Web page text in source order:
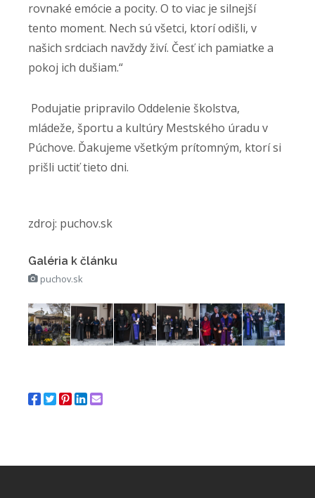
rovnaké emócie a pocity. O to viac je silnejší
tento moment. Nech sú všetci, ktorí odišli, v
našich srdciach navždy živí. Česť ich pamiatke a
pokoj ich dušiam.“
Podujatie pripravilo Oddelenie školstva,
mládeže, športu a kultúry Mestského úradu v
Púchove. Ďakujeme všetkým prítomným, ktorí si
prišli uctiť tieto dni.
zdroj: puchov.sk
Galéria k článku
puchov.sk